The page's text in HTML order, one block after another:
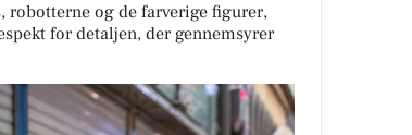
robotterne og de farverige figurer,
for detaljen, der gennemsyrer